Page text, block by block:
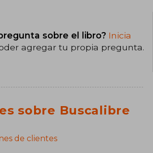
sobre el libro? Inicia
agregar tu propia pregunta.
sobre Buscalibre
de clientes